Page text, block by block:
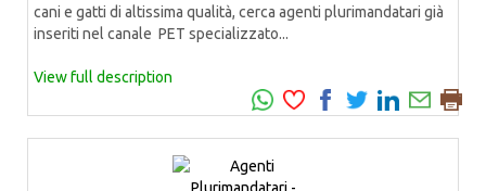
cani e gatti di altissima qualità, cerca agenti plurimandatari già
inseriti nel canale PET specializzato...
View full description